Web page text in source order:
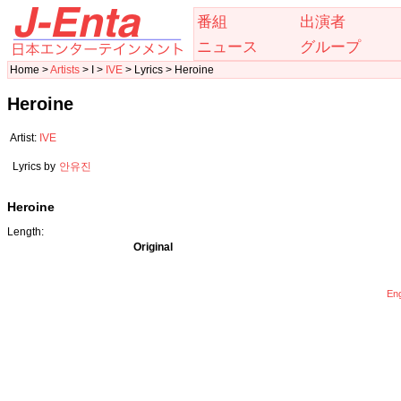
番組
出演者
ニュース
グループ
Home >Artists > I > IVE > Lyrics > Heroine
Heroine
Artist: IVE
Lyrics by 안유진
Heroine
Length:
Original